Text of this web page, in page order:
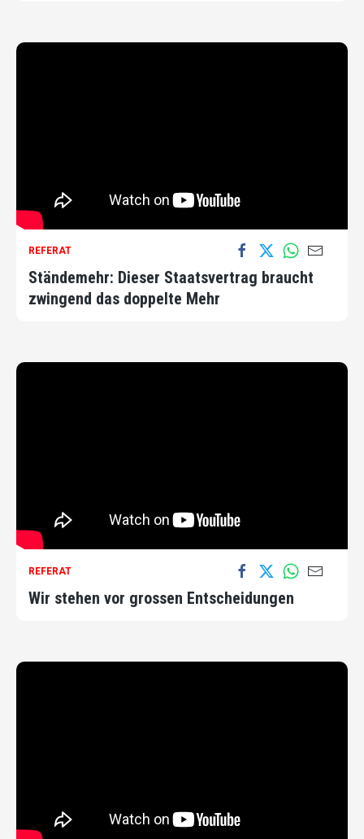
REFERAT
Ständemehr: Dieser Staatsvertrag braucht
zwingend das doppelte Mehr
REFERAT
Wir stehen vor grossen Entscheidungen